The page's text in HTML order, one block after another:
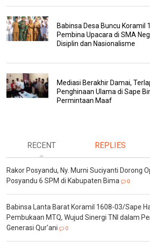
Babinsa Desa Buncu Koramil
Pembina Upacara di SMA
Disiplin dan Nasionalisme
Mediasi Berakhir Damai,
Penghinaan Ulama di Sape
Permintaan Maaf
RECENT REPLIES
Rakor Posyandu, Ny. Murni Suciyanti Dorong
Posyandu 6 SPM di Kabupaten Bima
0
Babinsa Lanta Barat Koramil 1608-03/Sape
Pembukaan MTQ, Wujud Sinergi TNI dalam
Generasi Qur'ani
0